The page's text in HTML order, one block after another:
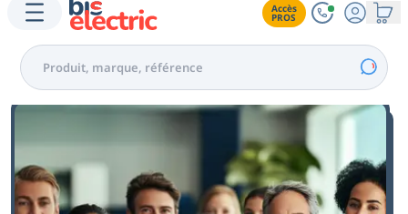
Accès
PROS
Nos Engagements Client